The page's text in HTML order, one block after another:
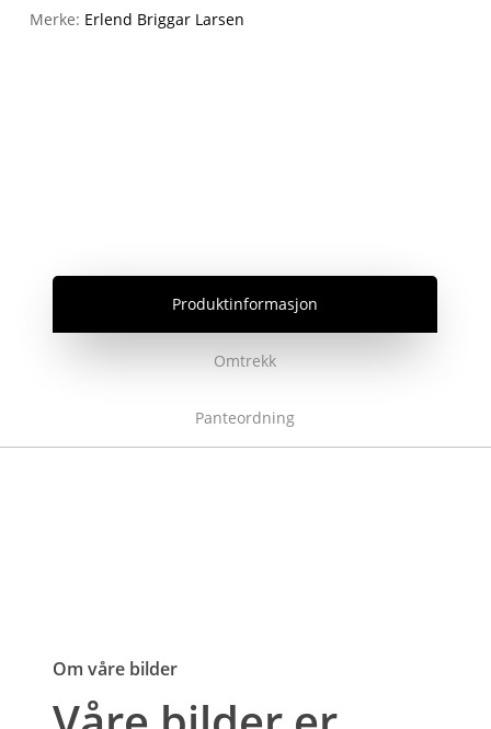
Merke: Erlend Briggar Larsen
Produktinformasjon
Omtrekk
Panteordning
Om våre bilder